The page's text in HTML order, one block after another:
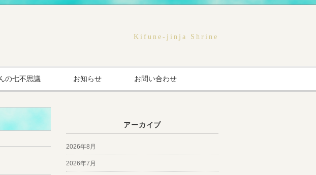
Kifune-jinja Shrine
の七不思議 お知らせ お問い合わせ
アーカイブ
2026年8月
2026年7月